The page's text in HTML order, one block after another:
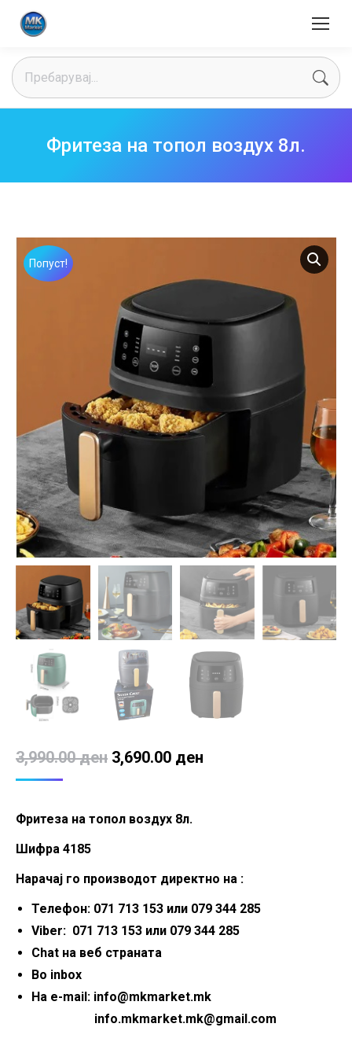
Search:
Фритеза на топол воздух 8л.
Попуст!
3,990.00ден Original
3,990.00 ден.
3,690.00 ден
Фритеза на топол воздух 8л.
Шифра 4185
Нарачај го производот директно на :
Телефон: 071 713 153 или 079 344 285
Viber: 071 713 153 или 079 344 285
Chat на веб страната
Во inbox
На e-mail: info@mkmarket.mk
info.mkmarket.mk@gmail.com